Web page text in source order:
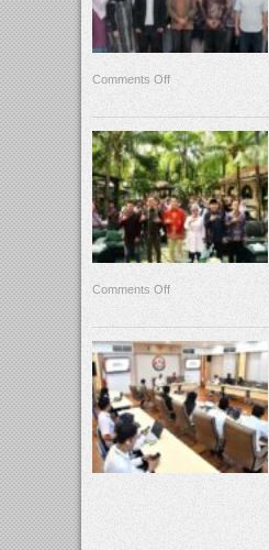
Comments Off
Comments Off